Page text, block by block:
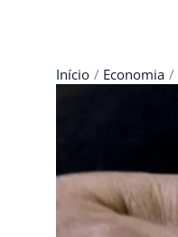
Início Economia